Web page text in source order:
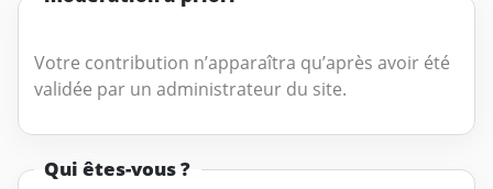
Votre contribution n’apparaîtra qu’après avoir été
validée par un administrateur du site.
Qui êtes-vous ?